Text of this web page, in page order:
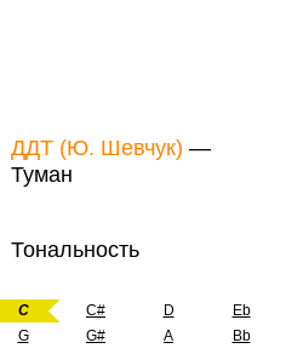
ДДТ (Ю. Шевчук) —
Туман
Тональность
C C# D Eb
G
G# A Bb